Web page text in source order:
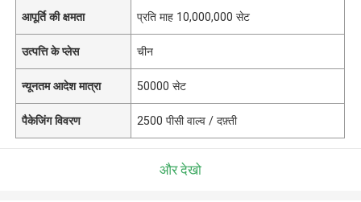
आपूर्ति की क्षमता प्रति माह 10,000,000 सेट
उत्पत्ति के प्लेस चीन
न्यूनतम आदेश मात्रा 50000 सेट
पैकेजिंग विवरण 2500 पीसी वाल्व / दफ़्ती
और देखो